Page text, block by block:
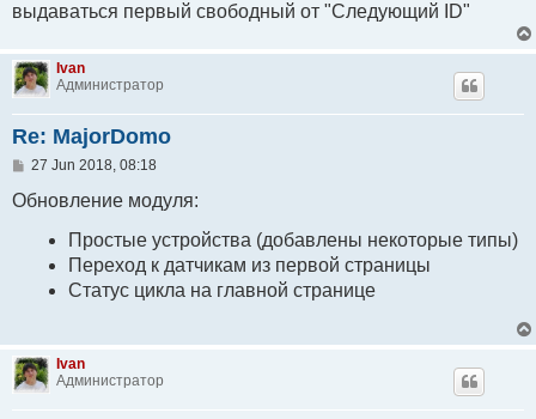
выдаваться первый свободный от "Следующий ID"
Ivan
Администратор
Re: MajorDomo
P
s
27 Jun 2018, 08:18
Обновление модуля:
Простые устройства (добавлены некоторые типы)
Переход к датчикам из первой страницы
Статус цикла на главной странице
Ivan
Администратор